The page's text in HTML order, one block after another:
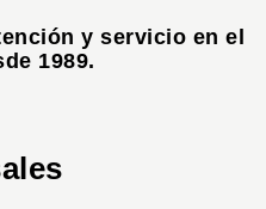
y servicio en el
1989.